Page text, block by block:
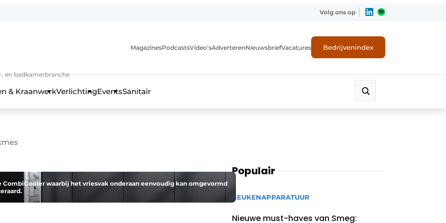
techniek in de keuken-, woon-, en badkamerbranche
Volg ons op
en badkamerbranche
MagazinesPodcastsVideo’sAdverterenNieuwsbriefVacatures Bedrijvenindex
& KraanwerkVerlichtingEventsSanitair
CombiCooler waarbij het vriesvak onderaan eenvoudig kan omgevormd
Populair
KEUKENAPPARATUUR
Nieuwe must-haves van Smeg: